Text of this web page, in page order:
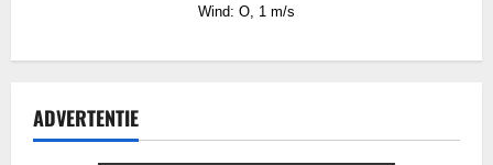
Wind: O, 1 m/s
ADVERTENTIE